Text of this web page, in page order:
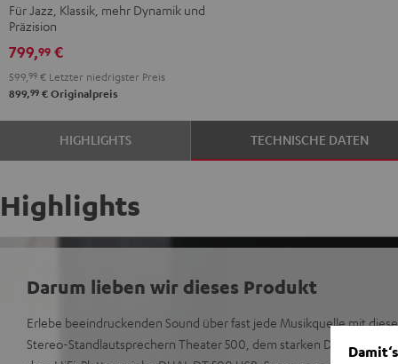
Für Jazz, Klassik, mehr Dynamik und
Präzision
799,99 €
599, 99 € Letzter niedrigster Preis
899,99 € Originalpreis
HIGHLIGHTS TECHNISCHE DATEN
Highlights
Darum lieben wir dieses Produkt
Erlebe beeindruckenden Sound über fast jede Musikquelle mit
Stereo-Standlautsprechern Theater 500, dem starken Denon